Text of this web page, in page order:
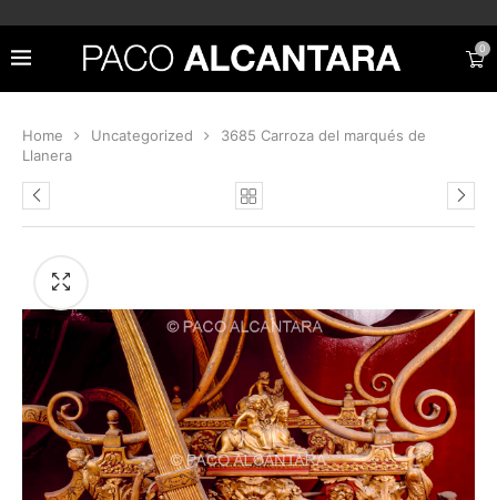
0
Home Uncategorized
3685 Carroza del marqués de
Llanera